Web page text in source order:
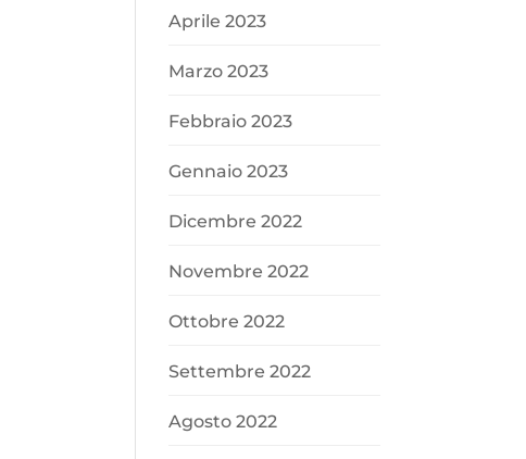
Aprile 2023
Marzo 2023
Febbraio 2023
Gennaio 2023
Dicembre 2022
Novembre 2022
Ottobre 2022
Settembre 2022
Agosto 2022